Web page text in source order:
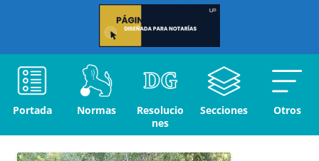
Portada Normas
Resolucio
nes
Secciones Otros